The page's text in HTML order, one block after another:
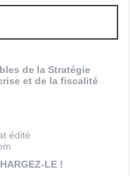
de la Stratégie
et de la fiscalité
édité
LE !